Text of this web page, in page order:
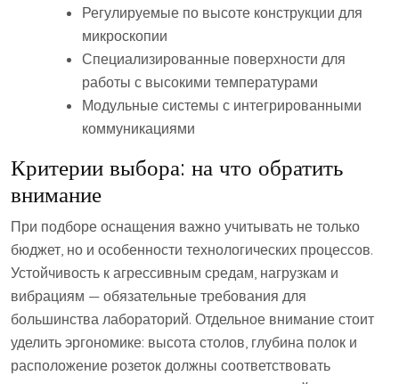
Регулируемые по высоте конструкции для
микроскопии
Специализированные поверхности для
работы с высокими температурами
Модульные системы с интегрированными
коммуникациями
Критерии выбора: на что обратить
внимание
При подборе оснащения важно учитывать не только
бюджет, но и особенности технологических процессов.
Устойчивость к агрессивным средам, нагрузкам и
вибрациям — обязательные требования для
большинства лабораторий. Отдельное внимание стоит
уделить эргономике: высота столов, глубина полок и
расположение розеток должны соответствовать